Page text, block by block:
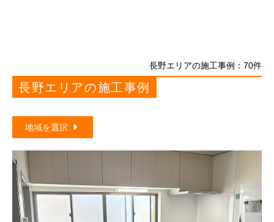
長野エリアの施工事例： 70件
長野エリアの施工事例
地域を選択